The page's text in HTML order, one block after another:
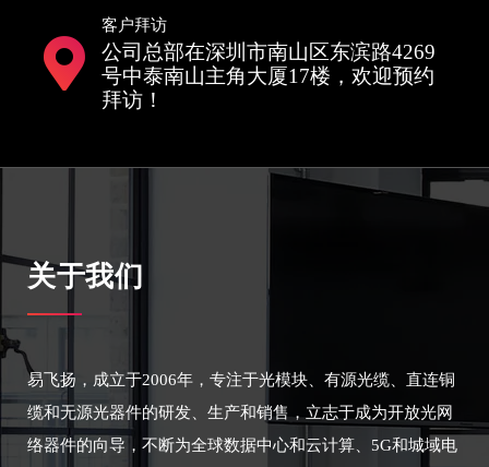
客户拜访
公司总部在深圳市南山区东滨路4269
号中泰南山主角大厦17楼，欢迎预约
拜访！
关于我们
易飞扬，成立于2006年，专注于光模块、有源光缆、直连铜
缆和无源光器件的研发、生产和销售，立志于成为开放光网
络器件的向导，不断为全球数据中心和云计算、5G和城域电